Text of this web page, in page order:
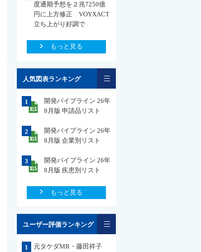
度通期予想を２兆7250億
円に上方修正 VOYXACT
立ち上がり好調で
もっと見る
人気図表ランキング
1
開発パイプライン 26年
8月版 申請品リスト
2
開発パイプライン 26年
8月版 企業別リスト
3
開発パイプライン 26年
8月版 疾患別リスト
もっと見る
ユーザー評価ランキング
1
元タケダMR・藤田祥子